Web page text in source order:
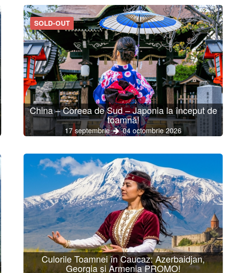
SOLD-OUT
China – Coreea de Sud – Japonia la început de
toamnă!
17 septembrie 04 octombrie 2026
Culorile Toamnei în Caucaz: Azerbaidjan,
Georgia și Armenia PROMO!